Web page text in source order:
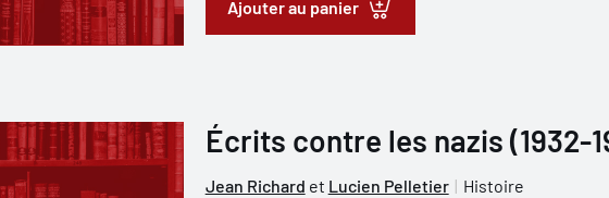
Ajouter au panier
Écrits contre les nazis (1932-
Jean Richard et Lucien Pelletier Histoire